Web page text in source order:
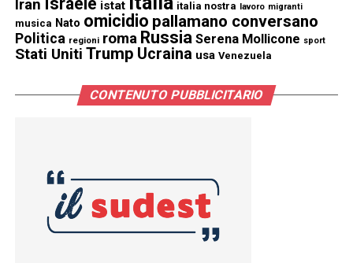
Iran istat italia nostra lavoro migranti
musica Nato omicidio pallamano conversano
Politica regioni roma Russia Serena Mollicone sport
Stati Uniti Trump Ucraina usa Venezuela
CONTENUTO PUBBLICITARIO